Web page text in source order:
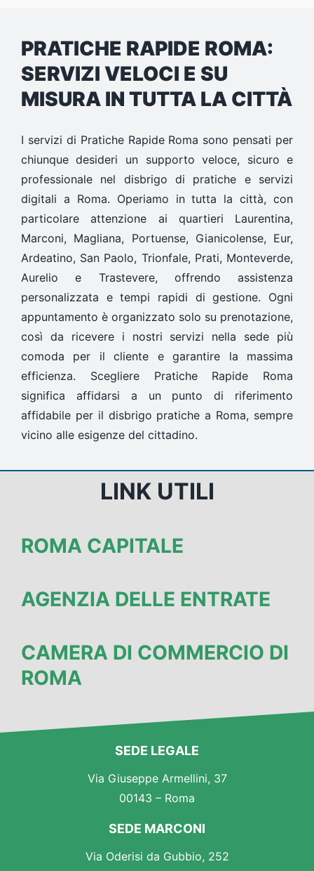
PRATICHE RAPIDE ROMA:
SERVIZI VELOCI E SU
MISURA IN TUTTA LA CITTÀ
I servizi di Pratiche Rapide Roma sono pensati per
chiunque desideri un supporto veloce, sicuro e
professionale nel disbrigo di pratiche e servizi
digitali a Roma. Operiamo in tutta la città, con
particolare attenzione ai quartieri Laurentina,
Marconi, Magliana, Portuense, Gianicolense, Eur,
Ardeatino, San Paolo, Trionfale, Prati, Monteverde,
Aurelio e Trastevere, offrendo assistenza
personalizzata e tempi rapidi di gestione. Ogni
appuntamento è organizzato solo su prenotazione,
così da ricevere i nostri servizi nella sede più
comoda per il cliente e garantire la massima
efficienza. Scegliere Pratiche Rapide Roma
significa affidarsi a un punto di riferimento
affidabile per il disbrigo pratiche a Roma, sempre
vicino alle esigenze del cittadino.
LINK UTILI
ROMA CAPITALE
AGENZIA DELLE ENTRATE
CAMERA DI COMMERCIO DI
ROMA
SEDE LEGALE
Via Giuseppe Armellini, 37
00143 – Roma
SEDE MARCONI
Via Oderisi da Gubbio, 252